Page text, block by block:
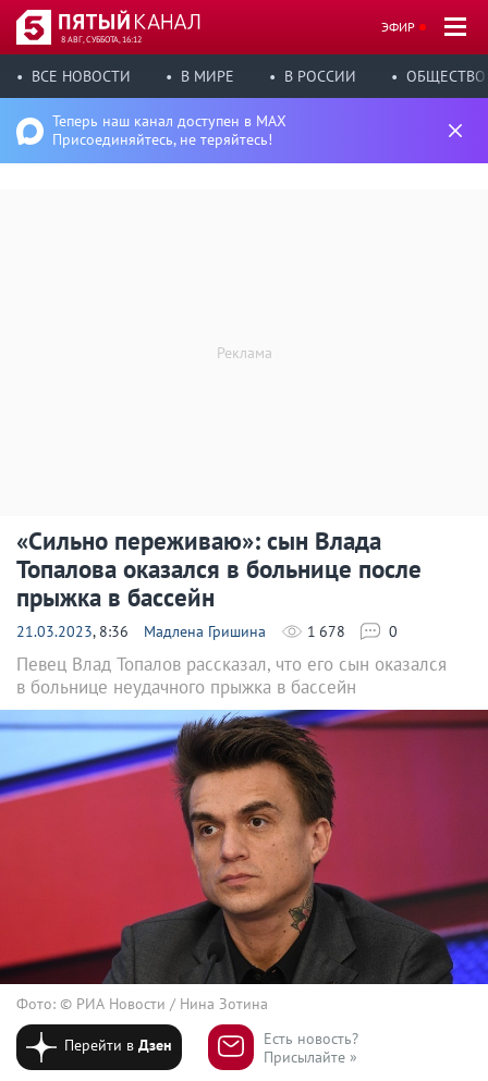
8 АВГ, СУББОТА, 16:12
ЭФИР
ВСЕ НОВОСТИ В МИРЕ В РОССИИ ОБЩЕСТВО
Теперь наш канал доступен в MAX
Присоединяйтесь, не теряйтесь!
«Сильно переживаю»: сын Влада
Топалова оказался в больнице после
прыжка в бассейн
21.03.2023, 8:36 Мадлена Гришина 1 678 0
Певец Влад Топалов рассказал, что его сын оказался
в больнице неудачного прыжка в бассейн
Фото: © РИА Новости / Нина Зотина
Перейти вДзен
Есть новость?
Присылайте »